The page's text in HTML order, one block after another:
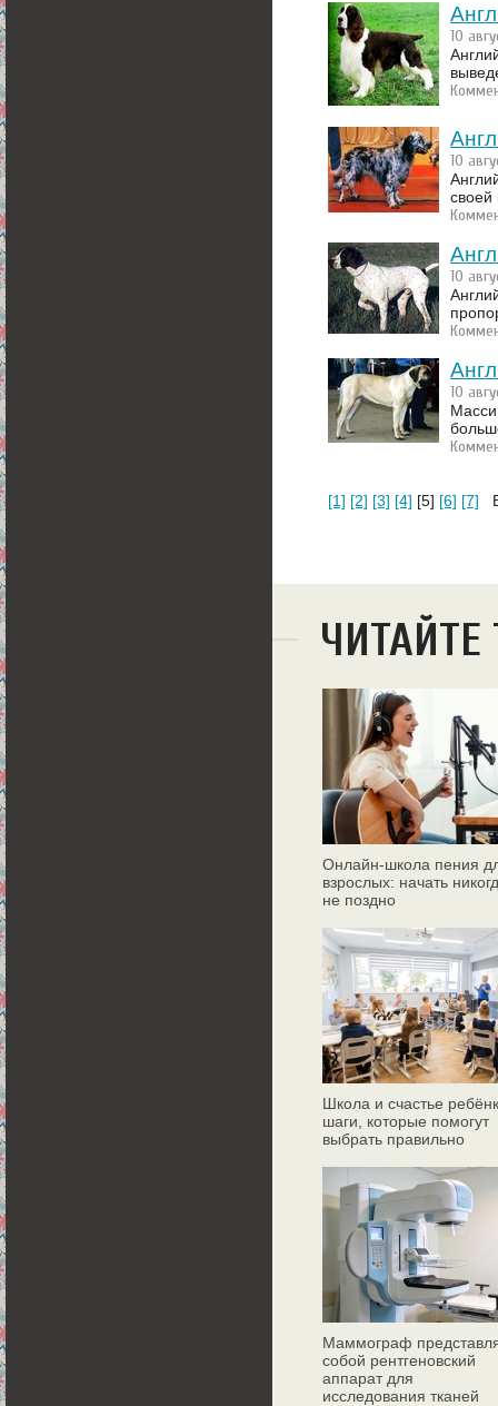
10
10
своей
10
10
[1] [2] [3] [4] [5] [6] [7]
Онлайн‑школа пения
взрослых: начать
не поздно
Школа и счастье
шаги, которые помогут
выбрать правильно
Маммограф
собой рентгеновский
аппарат для
исследования тканей